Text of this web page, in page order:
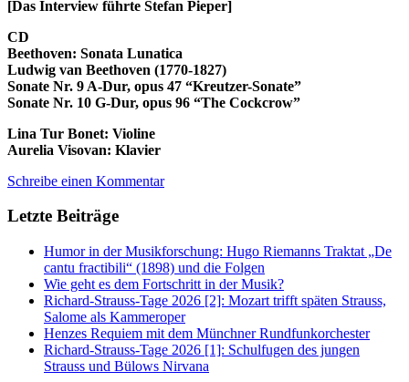
[Das Interview führte Stefan Pieper]
CD
Beethoven: Sonata Lunatica
Ludwig van Beethoven (1770-1827)
Sonate Nr. 9 A-Dur, opus 47 “Kreutzer-Sonate”
Sonate Nr. 10 G-Dur, opus 96 “The Cockcrow”
Lina Tur Bonet: Violine
Aurelia Visovan: Klavier
Schreibe einen Kommentar
Letzte Beiträge
Humor in der Musikforschung: Hugo Riemanns Traktat „De
cantu fractibili“ (1898) und die Folgen
Wie geht es dem Fortschritt in der Musik?
Richard-Strauss-Tage 2026 [2]: Mozart trifft späten Strauss,
Salome als Kammeroper
Henzes Requiem mit dem Münchner Rundfunkorchester
Richard-Strauss-Tage 2026 [1]: Schulfugen des jungen
Strauss und Bülows Nirvana